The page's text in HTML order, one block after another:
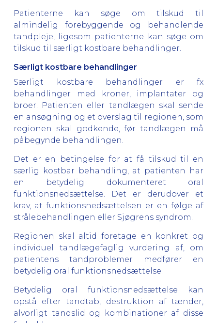
Patienterne kan søge om tilskud til
almindelig forebyggende og behandlende
tandpleje, ligesom patienterne kan søge om
tilskud til særligt kostbare behandlinger.
Særligt kostbare behandlinger
Særligt kostbare behandlinger er fx
behandlinger med kroner, implantater og
broer. Patienten eller tandlægen skal sende
en ansøgning og et overslag til regionen, som
regionen skal godkende, før tandlægen må
påbegynde behandlingen.
Det er en betingelse for at få tilskud til en
særlig kostbar behandling, at patienten har
en betydelig dokumenteret oral
funktionsnedsættelse. Det er derudover et
krav, at funktionsnedsættelsen er en følge af
strålebehandlingen eller Sjøgrens syndrom.
Regionen skal altid foretage en konkret og
individuel tandlægefaglig vurdering af, om
patientens tandproblemer medfører en
betydelig oral funktionsnedsættelse.
Betydelig oral funktionsnedsættelse kan
opstå efter tandtab, destruktion af tænder,
alvorligt tandslid og kombinationer af disse